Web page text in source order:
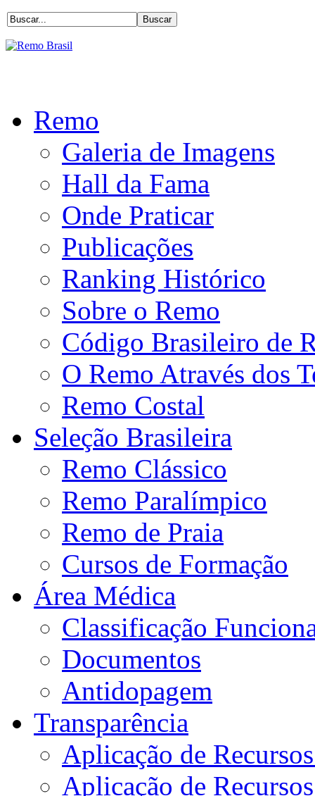
Remo
Galeria de Imagens
Hall da Fama
Onde Praticar
Publicações
Ranking Histórico
Sobre o Remo
Código Brasileiro de
O Remo Através dos
Remo Costal
Seleção Brasileira
Remo Clássico
Remo Paralímpico
Remo de Praia
Cursos de Formação
Área Médica
Classificação
Documentos
Antidopagem
Transparência
Aplicação de
Aplicação de